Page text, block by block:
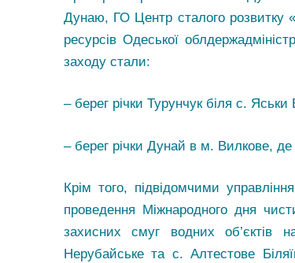
Дунаю, ГО Центр сталого розвитку
ресурсів Одеської
заходу стали:
– берег річки Турунчук біля с.
– берег річки Дунай в м. Вилкове,
Крім того, підвідомчими
проведення Міжнародного дня
захисних смуг водних об’єктів
Нерубайське та с. Алтестове